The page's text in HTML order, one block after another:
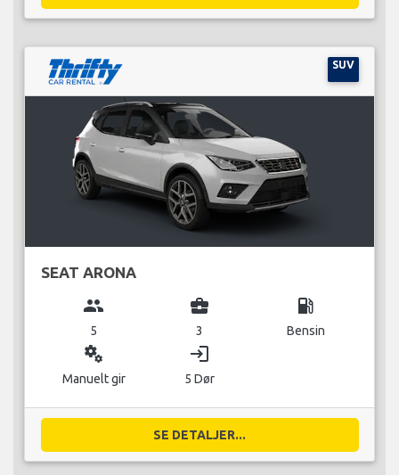
SUV
SEAT ARONA
group
5
business_center
3
local_gas_station
Bensin
miscellaneous_services
Manuelt gir
login
5 Dør
SE DETALJER...